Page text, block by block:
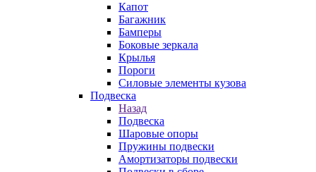
Капот
Багажник
Бамперы
Боковые зеркала
Крылья
Пороги
Силовые элементы кузова
Подвеска
Назад
Подвеска
Шаровые опоры
Пружины подвески
Амортизаторы подвески